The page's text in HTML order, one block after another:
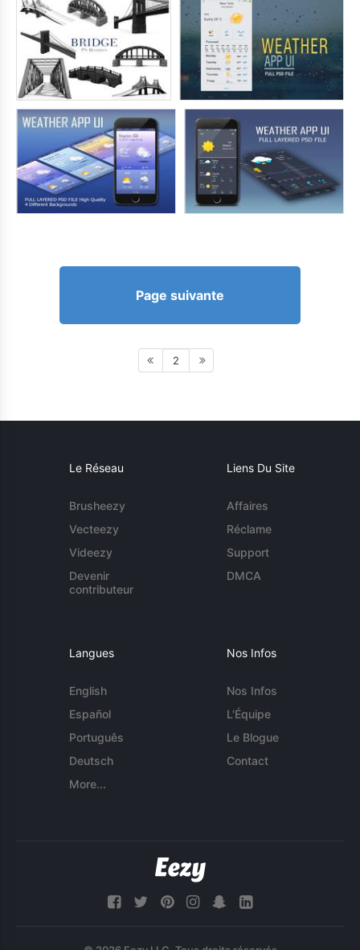
Page suivante
2
Le Réseau
Brusheezy
Vecteezy
Videezy
Devenir
contributeur
Liens Du Site
Affaires
Réclame
Support
DMCA
Langues
English
Español
Português
Deutsch
More...
Nos Infos
Nos Infos
L'Équipe
Le Blogue
Contact